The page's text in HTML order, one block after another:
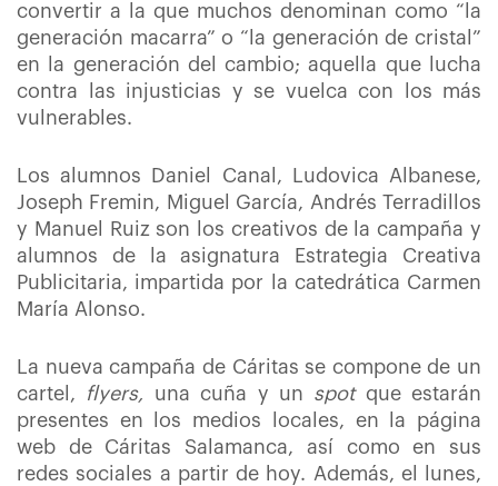
convertir a la que muchos denominan como “la
generación macarra” o “la generación de cristal”
en la generación del cambio; aquella que lucha
contra las injusticias y se vuelca con los más
vulnerables.
Los alumnos Daniel Canal, Ludovica Albanese,
Joseph Fremin, Miguel García, Andrés Terradillos
y Manuel Ruiz son los creativos de la campaña y
alumnos de la asignatura Estrategia Creativa
Publicitaria, impartida por la catedrática Carmen
María Alonso.
La nueva campaña de Cáritas se compone de un
cartel, flyers, una cuña y un spotque estarán
presentes en los medios locales, en la página
web de Cáritas Salamanca, así como en sus
redes sociales a partir de hoy. Además, el lunes,